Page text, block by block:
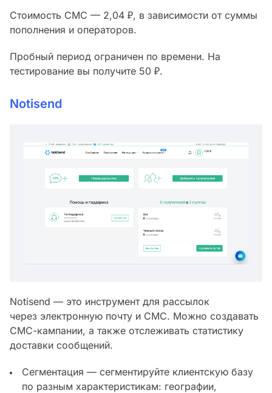
Стоимость СМС — 2,04 ₽, в зависимости от суммы
пополнения и операторов.
Пробный период ограничен по времени. На
тестирование вы получите 50 ₽.
Notisend
Notisend — это инструмент для рассылок
через электронную почту и СМС. Можно создавать
СМС-кампании, а также отслеживать статистику
доставки сообщений.
Сегментация — сегментируйте клиентскую базу
по разным характеристикам: географии,